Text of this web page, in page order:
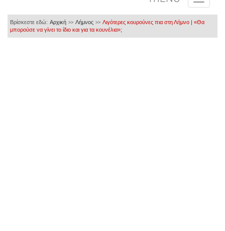
Βρίσκεστε εδώ: Αρχική >> Λήμνος >> Λιγότερες κουρούνες πια στη Λήμνο | «Θα
μπορούσε να γίνει το ίδιο και για τα κουνέλια»;